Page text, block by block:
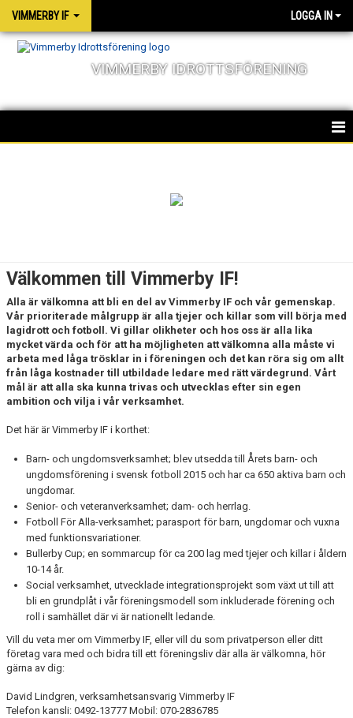
VIMMERBY IF LOGGA IN
VIMMERBY IDROTTSFÖRENING
DOKUMENT
ANSGARIUSSTIFTELSEN
SOCIALA ANSVAR
BARN & UNGDOMSVERKSAMHET
STÖTTA VIF
KONTAKT / BOKNING
Välkommen till Vimmerby IF!
Alla är välkomna att bli en del av Vimmerby IF och vår gemenskap.
Vår prioriterade målgrupp är alla tjejer och killar som vill börja med
lagidrott och fotboll. Vi gillar olikheter och hos oss är alla lika
mycket värda och för att ha möjligheten att välkomna alla måste vi
arbeta med låga trösklar in i föreningen och det kan röra sig om allt
från låga kostnader till utbildade ledare med rätt värdegrund. Vårt
mål är att alla ska kunna trivas och utvecklas efter sin egen
ambition och vilja i vår verksamhet.
Det här är Vimmerby IF i korthet:
Barn- och ungdomsverksamhet; blev utsedda till Årets barn- och
ungdomsförening i svensk fotboll 2015 och har ca 650 aktiva barn och
ungdomar.
Senior- och veteranverksamhet; dam- och herrlag.
Fotboll För Alla-verksamhet; parasport för barn, ungdomar och vuxna
med funktionsvariationer.
Bullerby Cup; en sommarcup för ca 200 lag med tjejer och killar i åldern
10-14 år.
Social verksamhet, utvecklade integrationsprojekt som växt ut till att
bli en grundplåt i vår föreningsmodell som inkluderade förening och
roll i samhället där vi är nationellt ledande.
Vill du veta mer om Vimmerby IF, eller vill du som privatperson eller ditt
företag vara med och bidra till ett föreningsliv där alla är välkomna, hör
gärna av dig:
David Lindgren, verksamhetsansvarig Vimmerby IF
Telefon kansli: 0492-13777 Mobil: 070-2836785